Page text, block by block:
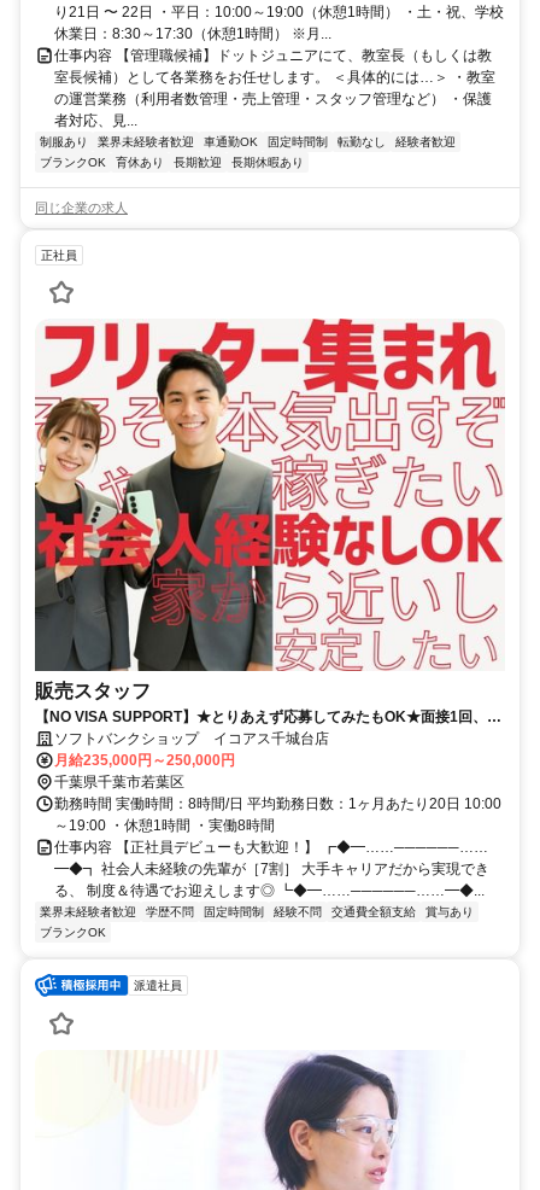
り21日 〜 22日 ・平日：10:00～19:00（休憩1時間） ・土・祝、学校
休業日：8:30～17:30（休憩1時間） ※月...
仕事内容 【管理職候補】ドットジュニアにて、教室長（もしくは教
室長候補）として各業務をお任せします。 ＜具体的には…＞ ・教室
の運営業務（利用者数管理・売上管理・スタッフ管理など） ・保護
者対応、見...
制服あり 業界未経験者歓迎 車通勤OK 固定時間制 転勤なし
経験者歓迎
ブランクOK
育休あり 長期歓迎 長期休暇あり
同じ企業の求人
正社員
販売スタッフ
【NO VISA SUPPORT】★とりあえず応募してみたもOK★面接1回、最
短1週間で内定可！正社員デビューにオススメ★
ソフトバンクショップ イコアス千城台店
月給235,000円～250,000円
千葉県千葉市若葉区
勤務時間 実働時間：8時間/日 平均勤務日数：1ヶ月あたり20日 10:00
～19:00 ・休憩1時間 ・実働8時間
仕事内容 【正社員デビューも大歓迎！】 ┏◆━……──────……
━◆┓ 社会人未経験の先輩が［7割］ 大手キャリアだから実現でき
る、 制度＆待遇でお迎えします◎ ┗◆━……──────……━◆...
業界未経験者歓迎 学歴不問 固定時間制 経験不問 交通費全額支給
賞与あり
ブランクOK
派遣社員